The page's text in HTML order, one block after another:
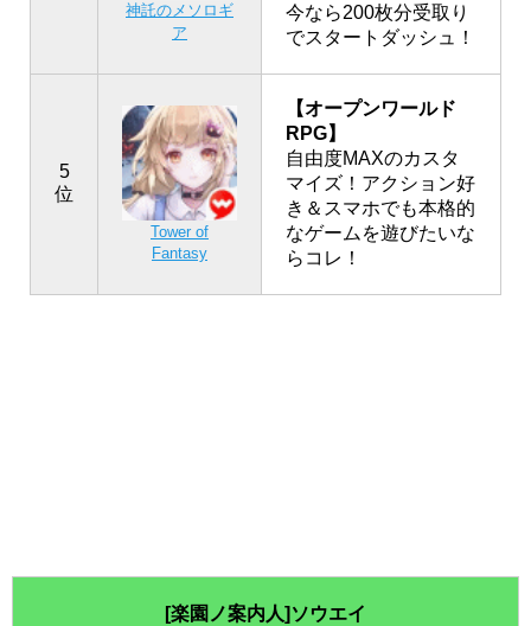
神託のメソロギ
ア
今なら200枚分受取り
でスタートダッシュ！
5
位
Tower of
Fantasy
【オープンワールド
RPG】
自由度MAXのカスタ
マイズ！アクション好
き＆スマホでも本格的
なゲームを遊びたいな
らコレ！
[楽園ノ案内人]ソウエイ